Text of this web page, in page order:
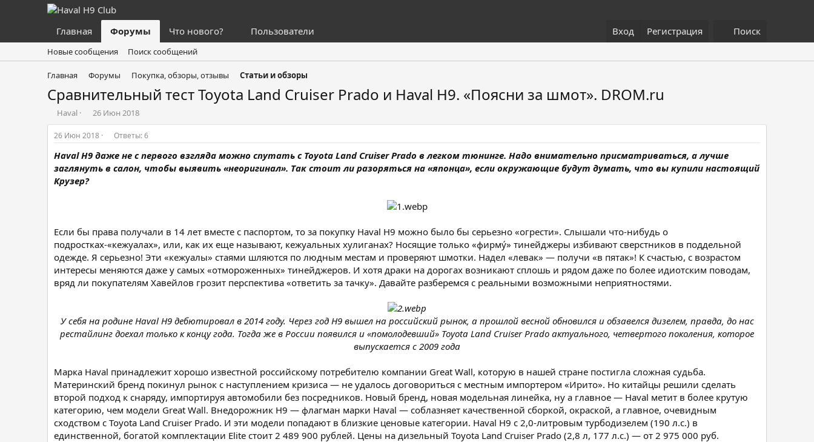
Главная Форумы Что нового? Пользователи Вход Регистрация Поиск
Новые сообщения Поиск сообщений
Главная Форумы Покупка, обзоры, отзывы Статьи и обзоры
Сравнительный тест Toyota Land Cruiser Prado и Haval H9. «Поясни за шмот». DROM.ru
А
в
т
о
р
т
е
м
Haval
Д
а
т
а
н
а
26 Июн 2018
26 Июн 2018 Ответы: 6
Haval H9 даже не с первого взгляда можно спутать с Toyota Land Cruiser Prado в легком тюнинге. Надо внимательно присматриваться, а лучше
заглянуть в салон, чтобы выявить «неоригинал». Так стоит ли разоряться на «японца», если окружающие будут думать, что вы купили настоящий
Крузер?
Если бы права получали в 14 лет вместе с паспортом, то за покупку Haval H9 можно было бы серьезно «огрести». Слышали что-нибудь о
подростках-«кежуалах», или, как их еще называют, кежуальных хулиганах? Носящие только «фирму́» тинейджеры избивают сверстников в поддельной
одежде. Я серьезно! Эти «кежуалы» стаями шляются по людным местам и проверяют шмотки. Надел «левак» — получи «в пятак»! К счастью, с возрастом
интересы меняются даже у самых «отмороженных» тинейджеров. И хотя драки на дорогах возникают сплошь и рядом даже по более идиотским поводам,
вряд ли покупателям Хавейлов грозит перспектива «ответить за тачку». Давайте разберемся с реальными возможными неприятностями.
У себя на родине Haval H9 дебютировал в 2014 году. Через год Н9 вышел на российский рынок, а прошлой весной обновился и обзавелся дизелем, правда, до нас
рестайлинг доехал только к концу года. Тогда же в России появился и «помолодевший» Toyota Land Cruiser Prado актуального, четвертого поколения, которое
выпускается с 2009 года
Марка Haval принадлежит хорошо известной российскому потребителю компании Great Wall, которую в нашей стране постигла сложная судьба.
Материнский бренд покинул рынок с наступлением кризиса — не удалось договориться с местным импортером «Ирито». Но китайцы решили сделать
второй подход к снаряду, импортируя автомобили без посредников. Новый бренд, новая модельная линейка, ну а главное — Haval метит в более крутую
категорию, чем модели Great Wall. Внедорожник H9 — флагман марки Haval — соблазняет качественной сборкой, окраской, а главное, очевидным
сходством с Toyota Land Cruiser Prado. И эти модели попадают в близкие ценовые категории. Haval H9 с 2,0-литровым турбодизелем (190 л.с.) в
единственной, богатой комплектации Elite стоит 2 489 900 рублей. Цены на дизельный Toyota Land Cruiser Prado (2,8 л, 177 л.с.) — от 2 975 000 руб.